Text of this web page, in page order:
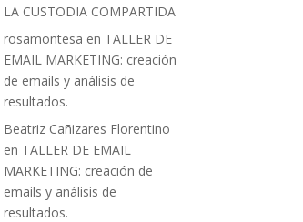
LA CUSTODIA COMPARTIDA
rosamontesa en TALLER DE
EMAIL MARKETING: creación
de emails y análisis de
resultados.
Beatriz Cañizares Florentino
en TALLER DE EMAIL
MARKETING: creación de
emails y análisis de
resultados.